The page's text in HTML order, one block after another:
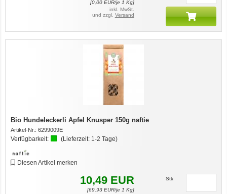
[0,00EUR/je 1 Kg]
inkl. MwSt.
und zzgl. Versand
Bio Hundeleckerli Apfel Knusper 150g naftie
Artikel-Nr.: 6299009E
Verfügbarkeit: (Lieferzeit: 1-2 Tage)
Diesen Artikel merken
10,49 EUR
[69,93EUR/je 1 Kg]
Stk